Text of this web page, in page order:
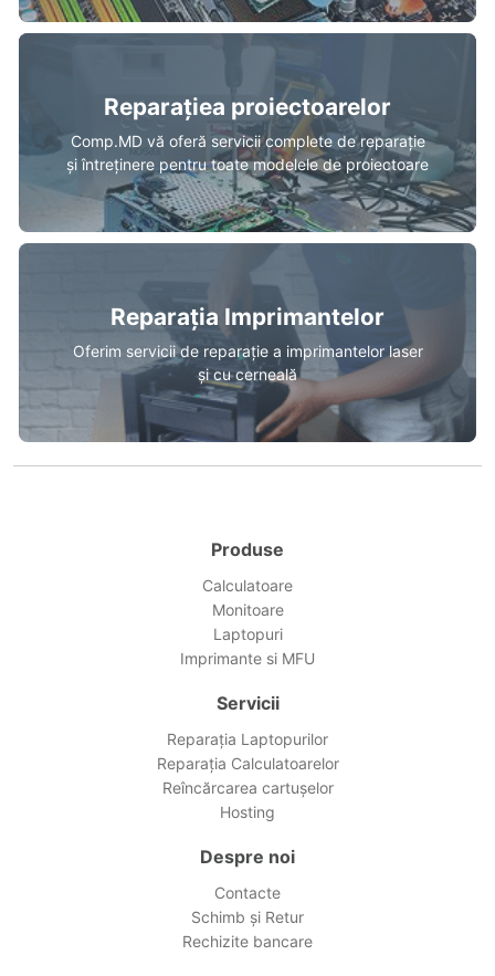
Reparațiea proiectoarelor
Comp.MD vă oferă servicii complete de reparație
și întreținere pentru toate modelele de proiectoare
Reparația Imprimantelor
Oferim servicii de reparație a imprimantelor laser
și cu cerneală
Produse
Calculatoare
Monitoare
Laptopuri
Imprimante si MFU
Servicii
Reparația Laptopurilor
Reparația Calculatoarelor
Reîncărcarea cartușelor
Hosting
Despre noi
Contacte
Schimb și Retur
Rechizite bancare